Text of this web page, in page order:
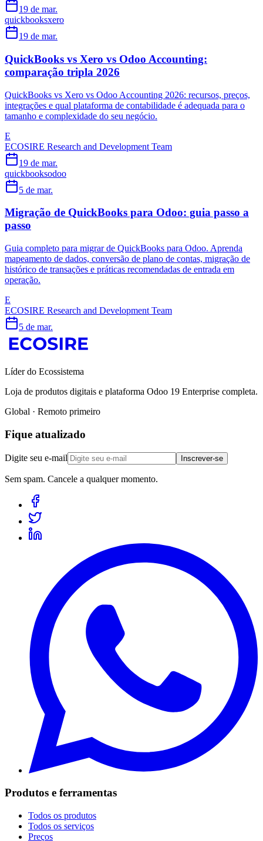
19 de mar.
quickbooksxero
19 de mar.
QuickBooks vs Xero vs Odoo Accounting:
comparação tripla 2026
QuickBooks vs Xero vs Odoo Accounting 2026: recursos, preços,
integrações e qual plataforma de contabilidade é adequada para o
tamanho e complexidade do seu negócio.
E
ECOSIRE Research and Development Team
19 de mar.
quickbooksodoo
5 de mar.
Migração de QuickBooks para Odoo: guia passo a
passo
Guia completo para migrar de QuickBooks para Odoo. Aprenda
mapeamento de dados, conversão de plano de contas, migração de
histórico de transações e práticas recomendadas de entrada em
operação.
E
ECOSIRE Research and Development Team
5 de mar.
Líder do Ecossistema
Loja de produtos digitais e plataforma Odoo 19 Enterprise completa.
Global · Remoto primeiro
Fique atualizado
Digite seu e-mail Inscrever-se
Sem spam. Cancele a qualquer momento.
Produtos e ferramentas
Todos os produtos
Todos os serviços
Preços